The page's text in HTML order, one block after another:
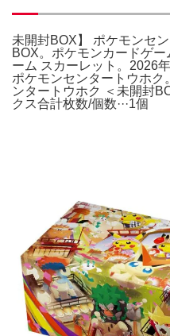
未開封BOX】 ポケモンセ
BOX。ポケモンカードゲ
ーム スカーレット。2026
ポケモンセンタートウホ
ンタートウホク ＜未開封
クス合計枚数/個数···1個